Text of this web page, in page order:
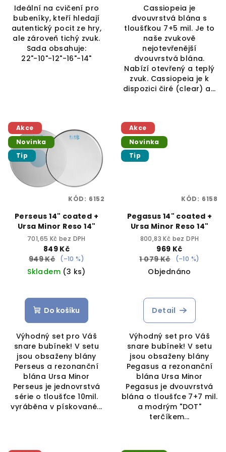
Ideální na cvičení pro
bubeníky, kteří hledají
autentický pocit ze hry,
ale zároveň tichý zvuk.
Sada obsahuje:
22"-10"-12"-16"-14"
Cassiopeia je
dvouvrstvá blána s
tloušťkou 7+5 mil. Je to
naše zvukově
nejotevřenější
dvouvrstvá blána.
Nabízí otevřený a teplý
zvuk. Cassiopeia je k
dispozici čiré (clear) a...
Akce
Novinka
Tip
Perseus 14" coated +
Ursa Minor Reso 14"
701,65 Kč bez DPH
849 Kč
949 Kč
(–10 %)
Skladem (3 ks)
Do košíku
Výhodný set pro Váš
snare bubínek! V setu
jsou obsaženy blány
Perseus a rezonanční
blána Ursa Minor
Perseus je jednovrstvá
série o tloušťce 10mil.
vyráběna v pískované...
KÓD: 6152
Akce
Novinka
Tip
Pegasus 14" coated +
Ursa Minor Reso 14"
800,83 Kč bez DPH
969 Kč
1 079 Kč
(–10 %)
Objednáno
Detail
Výhodný set pro Váš
snare bubínek! V setu
jsou obsaženy blány
Pegasus a rezonanční
blána Ursa Minor
Pegasus je dvouvrstvá
blána o tloušťce 7+7 mil.
a modrým "DOT"
terčíkem...
KÓD: 6158